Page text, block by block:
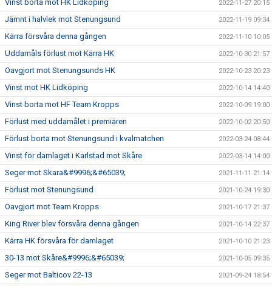
Vinst borta mot HK Lidköping 2022-11-27 20:15
Jämnt i halvlek mot Stenungsund 2022-11-19 09:34
Kärra försvåra denna gången 2022-11-10 10:05
Uddamåls förlust mot Kärra HK 2022-10-30 21:57
Oavgjort mot Stenungsunds HK 2022-10-23 20:23
Vinst mot HK Lidköping 2022-10-14 14:40
Vinst borta mot HF Team Kropps 2022-10-09 19:00
Förlust med uddamålet i premiären 2022-10-02 20:50
Förlust borta mot Stenungsund i kvalmatchen 2022-03-24 08:44
Vinst för damlaget i Karlstad mot Skåre 2022-03-14 14:00
Seger mot Skara&#9996;&#65039; 2021-11-11 21:14
Förlust mot Stenungsund 2021-10-24 19:30
Oavgjort mot Team Kropps 2021-10-17 21:37
King River blev försvåra denna gången 2021-10-14 22:37
Kärra HK försvåra för damlaget 2021-10-10 21:23
30-13 mot Skåre&#9996;&#65039; 2021-10-05 09:35
Seger mot Balticov 22-13 2021-09-24 18:54